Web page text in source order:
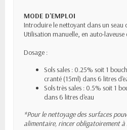
MODE D'EMPLOI
Introduire le nettoyant dans un seau
Utilisation manuelle, en auto-
Dosage :
Sols sales : 0.25% soit 1
cranté (15ml) dans 6 litres
Sols très sales : 0.5% soit 1
dans 6 litres d'eau
*Pour le nettoyage des surfaces
alimentaire, rincer obligatoirement à